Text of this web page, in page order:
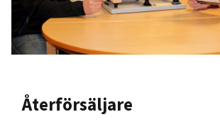
Återförsäljare